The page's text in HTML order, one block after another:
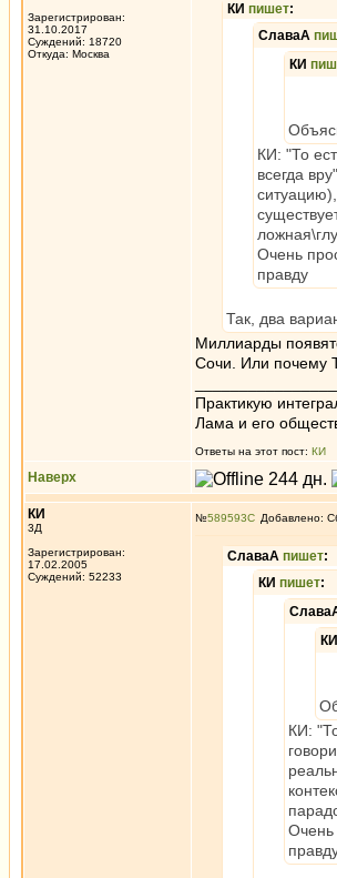
Зарегистрирован:
31.10.2017
Суждений: 18720
Откуда: Москва
КИ пишет:
СлаваА
КИ
КИ: "То
всегда
Очень
правду
Так, два
Миллиарды
Сочи. Или почему
Практикую
Лама и его
Ответы на этот пост: КИ
Наверх
КИ
3Д
Зарегистрирован:
17.02.2005
Суждений: 52233
№589593 Добавлено:
СлаваА пишет:
КИ пишет:
КИ
КИ:
Очень